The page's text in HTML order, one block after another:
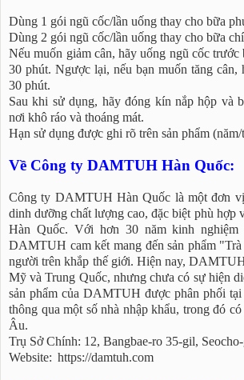
Dùng 1 gói ngũ cốc/lần uống thay cho bữa
Dùng 2 gói ngũ cốc/lần uống thay cho bữa
Nếu muốn giảm cân, hãy uống ngũ cốc trước
30 phút. Ngược lại, nếu bạn muốn tăng cân,
30 phút.
Sau khi sử dụng, hãy đóng kín nắp hộp và
nơi khô ráo và thoáng mát.
Hạn sử dụng được ghi rõ trên sản phẩm
Về Công ty DAMTUH Hàn Quốc:
Công ty DAMTUH Hàn Quốc là một đơn vị
dinh dưỡng chất lượng cao, đặc biệt phù hợp
Hàn Quốc. Với hơn 30 năm kinh
DAMTUH cam kết mang đến sản phẩm
người trên khắp thế giới. Hiện nay,
Mỹ và Trung Quốc, nhưng chưa có sự hiện
sản phẩm của DAMTUH được phân phối
thông qua một số nhà nhập khẩu, trong đó
Âu.
Trụ Sở Chính: 12, Bangbae-ro 35-gil,
Website: https://damtuh.com